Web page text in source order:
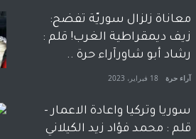
معاناة زلزال سوريّة تفضح:
زيف ديمقراطية الغرب! قلم :
رشاد أبو شاورآراء حرة ..
آراء حرة 18 فبراير، 2023
سوريا وتركيا واعادة الاعمار -
قلم : محمد فؤاد زيد الكيلاني